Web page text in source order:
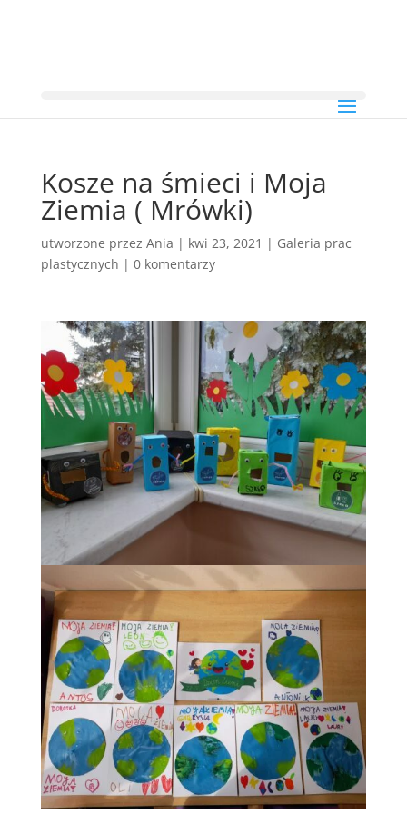
Kosze na śmieci i Moja
Ziemia ( Mrówki)
utworzone przez Ania | kwi 23, 2021 | Galeria prac
plastycznych | 0 komentarzy